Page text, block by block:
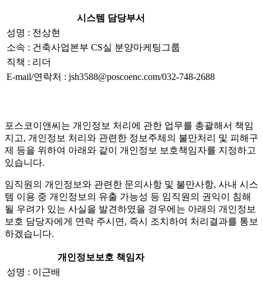
시스템 담당부서
성명 : 전상현
소속 : 건축사업본부 CS실 분양마케팅그룹
직책 : 리더
E-mail/연락처 : jsh3588@poscoenc.com/032-748-2688
포스코이앤씨는 개인정보 처리에 관한 업무를 총괄해서 책임
지고, 개인정보 처리와 관련한 정보주체의 불만처리 및 피해구
제 등을 위하여 아래와 같이 개인정보 보호책임자를 지정하고
있습니다.
임직원의 개인정보와 관련한 문의사항 및 불만사항, 사내 시스
템 이용 중 개인정보의 유출 가능성 등 임직원의 권익이 침해
될 우려가 있는 사실을 발견하였을 경우에는 아래의 개인정보
보호 담당자에게 연락 주시면, 즉시 조치하여 처리결과를 통보
하겠습니다.
개인정보보호 책임자
성명 : 이근배